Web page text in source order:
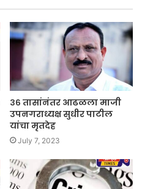
३६ तासांनंतर आढळला माजी
उपनगराध्यक्ष सुधीर पाटील
यांचा मृतदेह
July 7, 2023